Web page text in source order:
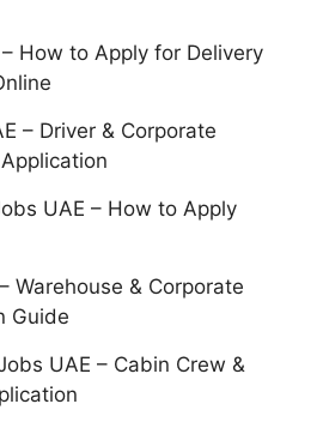
How to Apply for Delivery
– Driver & Corporate
UAE – How to Apply
Warehouse & Corporate
Guide
UAE – Cabin Crew &